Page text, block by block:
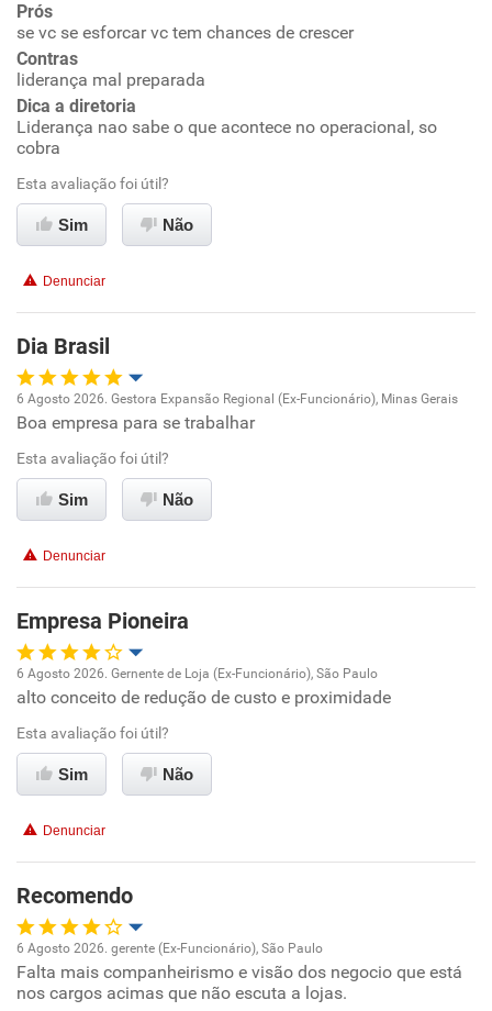
Conciliação com a vida familiar
Benefícios
Prós
se vc se esforcar vc tem chances de crescer
Contras
liderança mal preparada
Dica a diretoria
Liderança nao sabe o que acontece no operacional, so
cobra
Esta avaliação foi útil?
Sim Não
Denunciar
Dia Brasil
Oportunidade de promoção
Ambiente de trabalho
Benefícios
Recomenda esta empresa
Recomenda a diretoria
6 Agosto 2026. Gestora Expansão Regional (Ex-Funcionário), Minas Gerais
Boa empresa para se trabalhar
Esta avaliação foi útil?
Sim Não
Denunciar
Empresa Pioneira
Oportunidade de promoção
Ambiente de trabalho
Benefícios
Recomenda esta empresa
Recomenda a diretoria
6 Agosto 2026. Gernente de Loja (Ex-Funcionário), São Paulo
alto conceito de redução de custo e proximidade
Esta avaliação foi útil?
Sim Não
Denunciar
Recomendo
Oportunidade de promoção
6 Agosto 2026. gerente (Ex-Funcionário), São Paulo
Falta mais companheirismo e visão dos negocio que está
nos cargos acimas que não escuta a lojas.